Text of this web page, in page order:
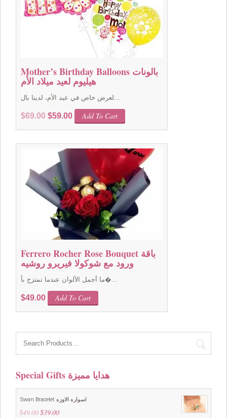
Mother’s Birthday Balloons بالونات
هيليوم لعيد ميلاد الأم
$69.00 Original
$69.00.
$59.00Current
price
$59.00.
Add To Cart
Ferrero Rocher Rose Bouquet باقة
ورود مع شوكولا فيريرو روشيه
ما أجمل الألوان عندما تمتزج بأ�...
$49.00 Add To Cart
Special Gifts هدايا مميزة
Swan Bracelet اسواره الاوزه
$49.00 Original
$39.00Current